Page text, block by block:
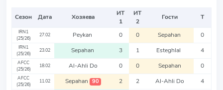
Сезон Дата Хозяева
ИТ
1
ИТ
2
Гости Т
IRN1
(25/26)
27.02 Peykan 0 0 Sepahan 0
IRN1
(25/26)
23.02 Sepahan 3 1 Esteghlal 4
AFCC
(25/26)
18.02 Al-Ahli Do 0 0 Sepahan 0
AFCC
(25/26)
11.02 Sepahan 90 2 2 Al-Ahli Do 4